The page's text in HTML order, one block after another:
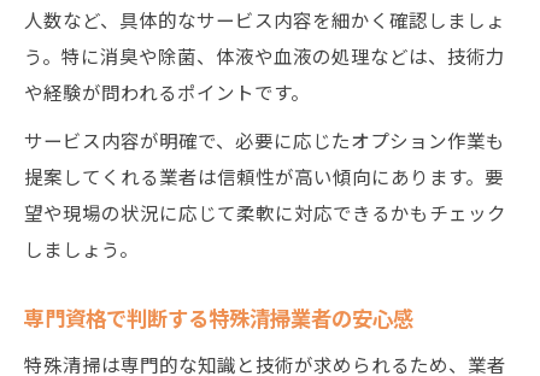
人数など、具体的なサービス内容を細かく確認しましょ
う。特に消臭や除菌、体液や血液の処理などは、技術力
や経験が問われるポイントです。
サービス内容が明確で、必要に応じたオプション作業も
提案してくれる業者は信頼性が高い傾向にあります。要
望や現場の状況に応じて柔軟に対応できるかもチェック
しましょう。
専門資格で判断する特殊清掃業者の安心感
特殊清掃は専門的な知識と技術が求められるため、業者